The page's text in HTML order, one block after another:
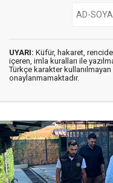
UYARI: Küfür, hakaret,
içeren, imla kuralları ile
Türkçe karakter
onaylanmamaktadır.